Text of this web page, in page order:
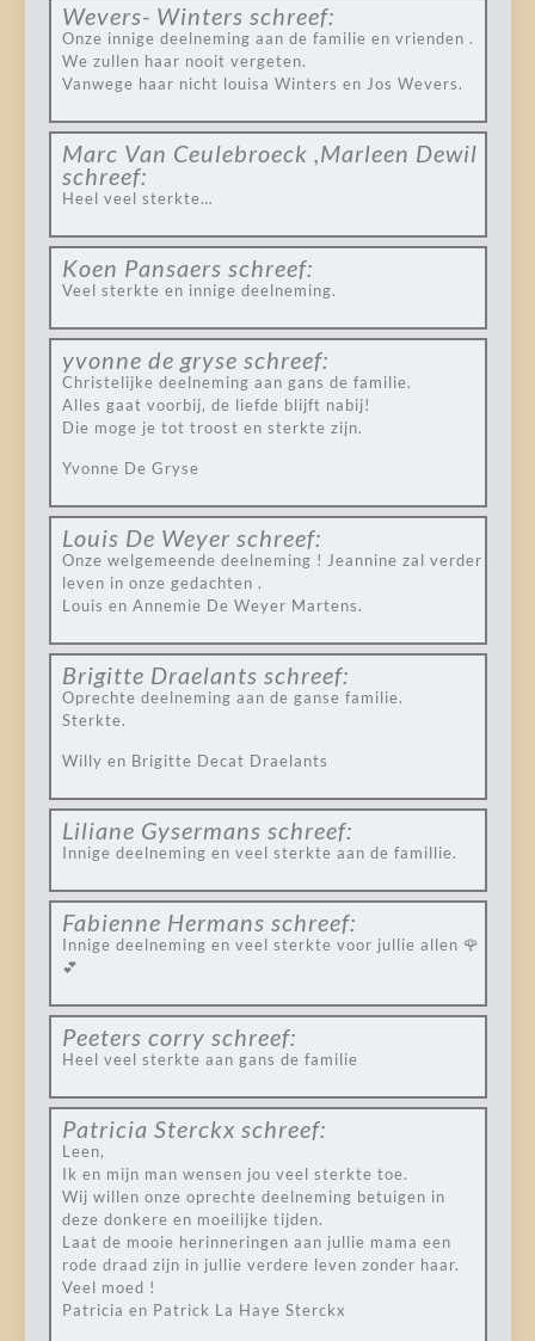
Wevers- Winters schreef:
Onze innige deelneming aan de familie en vrienden .
We zullen haar nooit vergeten.
Vanwege haar nicht louisa Winters en Jos Wevers.
Marc Van Ceulebroeck ,Marleen Dewil
schreef:
Heel veel sterkte…
Koen Pansaers schreef:
Veel sterkte en innige deelneming.
yvonne de gryse schreef:
Christelijke deelneming aan gans de familie.
Alles gaat voorbij, de liefde blijft nabij!
Die moge je tot troost en sterkte zijn.
Yvonne De Gryse
Louis De Weyer schreef:
Onze welgemeende deelneming ! Jeannine zal verder
leven in onze gedachten .
Louis en Annemie De Weyer Martens.
Brigitte Draelants schreef:
Oprechte deelneming aan de ganse familie.
Sterkte.
Willy en Brigitte Decat Draelants
Liliane Gysermans schreef:
Innige deelneming en veel sterkte aan de famillie.
Fabienne Hermans schreef:
Innige deelneming en veel sterkte voor jullie allen 🌹
💕
Peeters corry schreef:
Heel veel sterkte aan gans de familie
Patricia Sterckx schreef:
Leen,
Ik en mijn man wensen jou veel sterkte toe.
Wij willen onze oprechte deelneming betuigen in
deze donkere en moeilijke tijden.
Laat de mooie herinneringen aan jullie mama een
rode draad zijn in jullie verdere leven zonder haar.
Veel moed !
Patricia en Patrick La Haye Sterckx